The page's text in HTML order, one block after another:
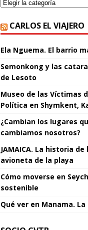
CARLOS EL VIAJERO
Ela Nguema. El barrio
Semonkong y las
de Lesoto
Museo de las Víctimas
Política en Shymkent,
¿Cambian los lugares
cambiamos nosotros?
JAMAICA. La historia
avioneta de la playa
Cómo moverse en
sostenible
Qué ver en Manama.